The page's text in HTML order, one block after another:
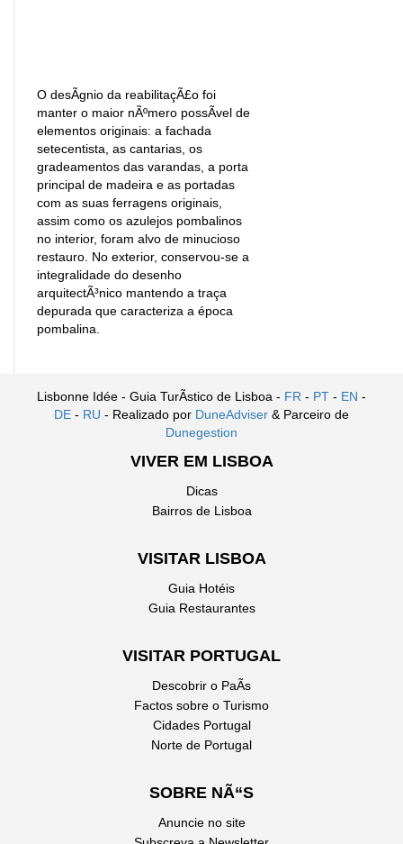
O desÃ­gnio da reabilitaçÃ£o foi
manter o maior nÃºmero possÃ­vel de
elementos originais: a fachada
setecentista, as cantarias, os
gradeamentos das varandas, a porta
principal de madeira e as portadas
com as suas ferragens originais,
assim como os azulejos pombalinos
no interior, foram alvo de minucioso
restauro. No exterior, conservou-se a
integralidade do desenho
arquitectÃ³nico mantendo a traça
depurada que caracteriza a época
pombalina.
Lisbonne Idée - Guia TurÃ­stico de Lisboa - FR - PT - EN -
DE - RU - Realizado por DuneAdviser & Parceiro de
Dunegestion
VIVER EM LISBOA
Dicas
Bairros de Lisboa
VISITAR LISBOA
Guia Hotéis
Guia Restaurantes
VISITAR PORTUGAL
Descobrir o PaÃ­s
Factos sobre o Turismo
Cidades Portugal
Norte de Portugal
SOBRE NÃ“S
Anuncie no site